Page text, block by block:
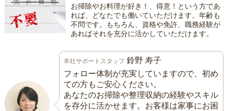
お掃除やお料理が好き！、得意！という方であ
れば、どなたでも働いていただけます。年齢も
不問です。もちろん、資格や免許、職務経験が
あればそれを充分に活かしていただけます。
本社サポートスタッフ 鈴野 寿子
フォロー体制が充実していますので、初め
ての方もご安心ください。
あなたのお掃除や整理収納の経験やスキル
を存分に活かせます。お客様は家事にお困